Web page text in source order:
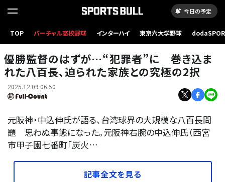
今日の予定
TOP バーチャル高校野球 インターハイ 東京六大学野球
元阪神・中込伸氏【写真：山口真司】
優勝監督のはずが…“犯罪者”に 巻き込ま
れた八百長、迫られた家族との究極の2択
2025.12.09 06:50
元阪神・中込伸氏が語る、台湾球界の大規模な八百長問
題 思わぬ事態になった。元阪神右腕の中込伸氏（西宮
市甲子園七番町「炭火…
記事全文を見る